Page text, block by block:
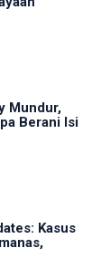
Mundur,
Berani Isi
Kasus